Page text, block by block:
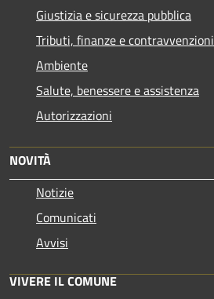
Giustizia e sicurezza pubblica
Tributi, finanze e contravvenzioni
Ambiente
Salute, benessere e assistenza
Autorizzazioni
NOVITÀ
Notizie
Comunicati
Avvisi
VIVERE IL COMUNE